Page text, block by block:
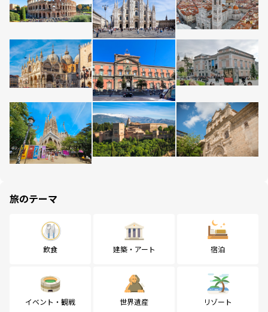
旅のテーマ
飲食 建築・アート 宿泊
イベント・観戦 世界遺産 リゾート